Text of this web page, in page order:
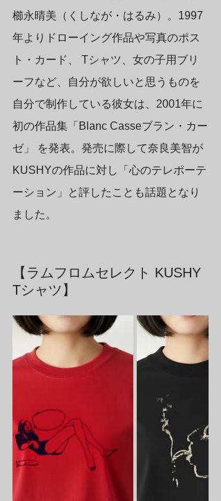
櫛永晴美（くしなが・はるみ）。1997
年よりドローイング作品や写真のポス
ト・カード、 Tシャツ、女の子用ブリ
ーフなど、自分が欲しいと思うものを
自分で制作している彼女は、2001年に
初の作品集「Blanc Casseブラン・カー
ゼ」 を発表。発売に際して奈良美智が
KUSHYの作品に対し「心のテレポーテ
ーション」と評したことも話題となり
ました。
【ラムフロムセレクト KUSHY
Tシャツ】